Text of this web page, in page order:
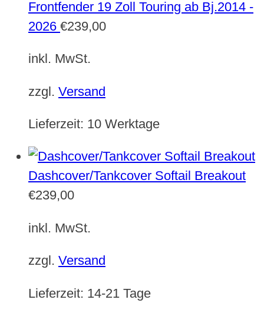
Frontfender 19 Zoll Touring ab Bj.2014 -
2026 €239,00
inkl. MwSt.
zzgl. Versand
Lieferzeit: 10 Werktage
Dashcover/Tankcover Softail Breakout
€239,00
inkl. MwSt.
zzgl. Versand
Lieferzeit: 14-21 Tage